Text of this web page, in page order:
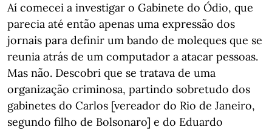
Aí comecei a investigar o Gabinete do Ódio, que
parecia até então apenas uma expressão dos
jornais para definir um bando de moleques que se
reunia atrás de um computador a atacar pessoas.
Mas não. Descobri que se tratava de uma
organização criminosa, partindo sobretudo dos
gabinetes do Carlos [vereador do Rio de Janeiro,
segundo filho de Bolsonaro] e do Eduardo